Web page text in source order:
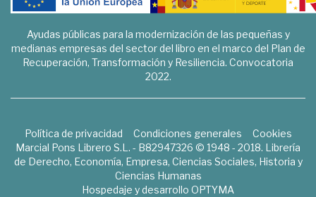
Ayudas públicas para la modernización de las pequeñas y
medianas empresas del sector del libro en el marco del Plan de
Recuperación, Transformación y Resiliencia. Convocatoria
2022.
Política de privacidad Condiciones generales
Cookies
Marcial Pons Librero S.L. - B82947326 © 1948 - 2018. Librería
de Derecho, Economía, Empresa, Ciencias Sociales, Historia y
Ciencias Humanas
Hospedaje y desarrollo OPTYMA